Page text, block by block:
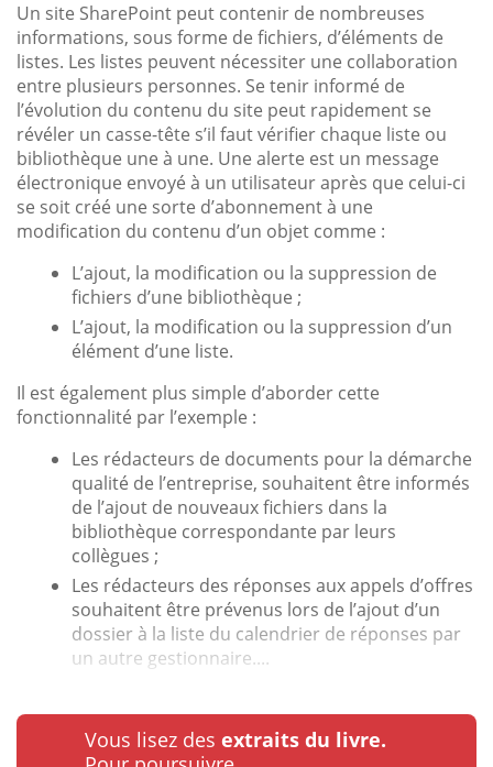
Un site SharePoint peut contenir de nombreuses
informations, sous forme de fichiers, d’éléments de
listes. Les listes peuvent nécessiter une collaboration
entre plusieurs personnes. Se tenir informé de
l’évolution du contenu du site peut rapidement se
révéler un casse-tête s’il faut vérifier chaque liste ou
bibliothèque une à une. Une alerte est un message
électronique envoyé à un utilisateur après que celui-ci
se soit créé une sorte d’abonnement à une
modification du contenu d’un objet comme :
L’ajout, la modification ou la suppression de
fichiers d’une bibliothèque ;
L’ajout, la modification ou la suppression d’un
élément d’une liste.
Il est également plus simple d’aborder cette
fonctionnalité par l’exemple :
Les rédacteurs de documents pour la démarche
qualité de l’entreprise, souhaitent être informés
de l’ajout de nouveaux fichiers dans la
bibliothèque correspondante par leurs
collègues ;
Les rédacteurs des réponses aux appels d’offres
souhaitent être prévenus lors de l’ajout d’un
dossier à la liste du calendrier de réponses par
un autre gestionnaire....
Vous lisez des extraits du livre.